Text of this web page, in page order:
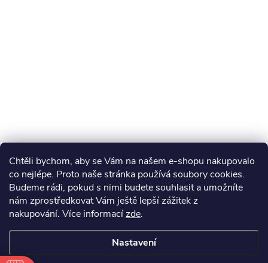
Chtěli bychom, aby se Vám na našem e-shopu nakupovalo
co nejlépe. Proto naše stránka používá soubory cookies.
Budeme rádi, pokud s nimi budete souhlasit a umožníte
nám zprostředkovat Vám ještě lepší zážitek z
nakupování. Více informacízde.
Nastavení